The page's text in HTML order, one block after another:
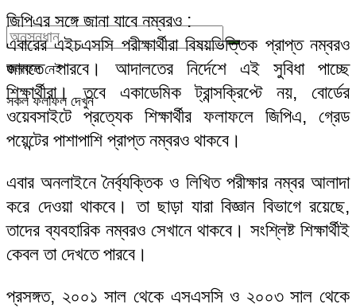
ফলাফল নেই
সকল ফলাফল দেখুন
জিপিএর সঙ্গে জানা যাবে নম্বরও :
এবারের এইচএসসি পরীক্ষার্থীরা বিষয়ভিত্তিক প্রাপ্ত নম্বরও
জানতে পারবে। আদালতের নির্দেশে এই সুবিধা পাচ্ছে
শিক্ষার্থীরা। তবে একাডেমিক ট্রান্সক্রিপ্টে নয়, বোর্ডের
ওয়েবসাইটে প্রত্যেক শিক্ষার্থীর ফলাফলে জিপিএ, গ্রেড
পয়েন্টের পাশাপাশি প্রাপ্ত নম্বরও থাকবে।
এবার অনলাইনে নৈর্ব্যক্তিক ও লিখিত পরীক্ষার নম্বর আলাদা
করে দেওয়া থাকবে। তা ছাড়া যারা বিজ্ঞান বিভাগে রয়েছে,
তাদের ব্যবহারিক নম্বরও সেখানে থাকবে। সংশ্লিষ্ট শিক্ষার্থীই
কেবল তা দেখতে পারবে।
প্রসঙ্গত, ২০০১ সাল থেকে এসএসসি ও ২০০৩ সাল থেকে